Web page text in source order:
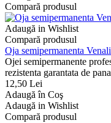
Compară produsul
Adaugă in Wishlist
Compară produsul
Oja semipermanenta
Ojei semipermanente
rezistenta garantata de
12,50 Lei
Adaugă în Coş
Adaugă in Wishlist
Compară produsul